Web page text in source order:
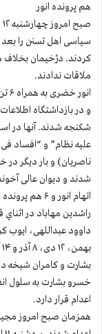
هم پرونده انور
کردند. دژخیمان بخلاف
ملاقات ندادند.
و در بازداشتگاه
علیه نظام” و “افساد
شدند و دیوان عالی آخوندها در سال ۱۳۹۸ این
اتهام انور
بشارت و کامران شیخه
خسرو بشارت به سلول
اعدام قرار دارد.
همزمان صبح امروز مجید